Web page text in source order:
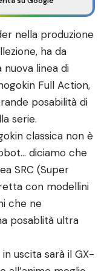
nella produzione
ha da
linea di
Full Action,
posabilità di
serie.
classica non è
diciamo che
SRC (Super
con modellini
che ne
posablità ultra
uscita sarà il GX-